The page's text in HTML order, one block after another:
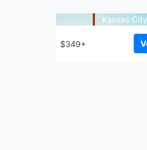
Kansas City
$349+